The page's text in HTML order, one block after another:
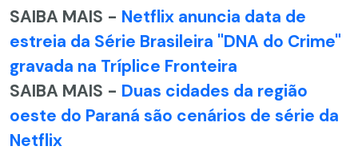
SAIBA MAIS - Netflix anuncia data de
estreia da Série Brasileira "DNA do Crime"
gravada na Tríplice Fronteira
SAIBA MAIS - Duas cidades da região
oeste do Paraná são cenários de série da
Netflix